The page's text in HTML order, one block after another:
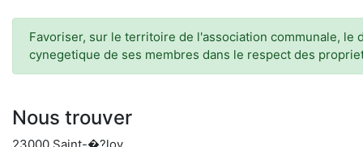
Favoriser, sur le territoire de l'association communale,
cynegetique de ses membres dans le respect des
Nous trouver